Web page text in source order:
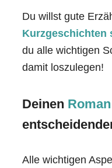
Du willst gute
Kurzgeschichten
du alle wichtigen
damit loszulegen!
Deinen
Alle wichtigen